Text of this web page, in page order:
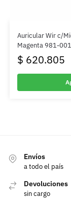
Auricular Wir c/
Magenta 981-
$ 620.805
Envíos
a todo el país
Devoluciones
sin cargo